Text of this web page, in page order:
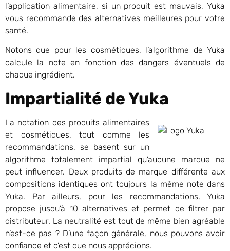
l’application alimentaire, si un produit est mauvais, Yuka
vous recommande des alternatives meilleures pour votre
santé.
Notons que pour les cosmétiques, l’algorithme de Yuka
calcule la note en fonction des dangers éventuels de
chaque ingrédient.
Impartialité de Yuka
La notation des produits alimentaires
et cosmétiques, tout comme les
recommandations, se basent sur un
algorithme totalement impartial qu’aucune marque ne
peut influencer. Deux produits de marque différente aux
compositions identiques ont toujours la même note dans
Yuka. Par ailleurs, pour les recommandations, Yuka
propose jusqu’à 10 alternatives et permet de filtrer par
distributeur. La neutralité est tout de même bien agréable
n’est-ce pas ? D’une façon générale, nous pouvons avoir
confiance et c’est que nous apprécions.